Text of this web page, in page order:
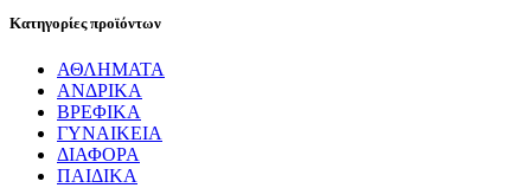
Κατηγορίες προϊόντων
ΑΘΛΗΜΑΤΑ
ΑΝΔΡΙΚΑ
ΒΡΕΦΙΚΑ
ΓΥΝΑΙΚΕΙΑ
ΔΙΑΦΟΡΑ
ΠΑΙΔΙΚΑ